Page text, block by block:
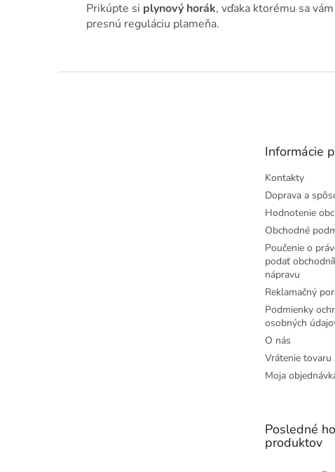
Prikúpte si plynový horák, vďaka ktorému sa
presnú reguláciu plameňa.
Informácie
Kontakty
Doprava a
Hodnotenie
Obchodné
Poučenie o
podať
nápravu
Reklamačný
Podmienky
osobných
O nás
Vrátenie tovaru
Moja
Posledné
produktov